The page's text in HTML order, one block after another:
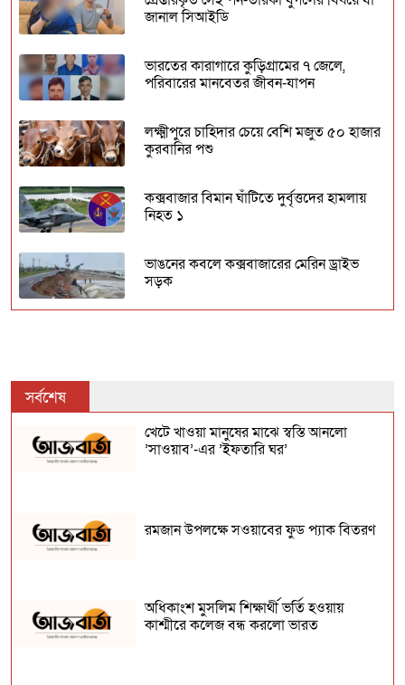
জানাল সিআইডি
ভারতের কারাগারে কুড়িগ্রামের ৭ জেলে,
পরিবারের মানবেতর জীবন-যাপন
লক্ষ্মীপুরে চাহিদার চেয়ে বেশি মজুত ৫০ হাজার
কুরবানির পশু
কক্সবাজার বিমান ঘাঁটিতে দুর্বৃত্তদের হামলায়
নিহত ১
ভাঙনের কবলে কক্সবাজারের মেরিন ড্রাইভ
সড়ক
এইচএসসি ও সমমান পরীক্ষার ফল প্রকাশ,
হাসনাত আবদুল্লাহর গাড়িতে হামলা : বিশেষ
সর্বশেষ
খেটে খাওয়া মানুষের মাঝে স্বস্তি আনলো
’সাওয়াব’-এর ’ইফতারি ঘর’
রমজান উপলক্ষে সওয়াবের ফুড প্যাক বিতরণ
অধিকাংশ মুসলিম শিক্ষার্থী ভর্তি হওয়ায়
কাশ্মীরে কলেজ বন্ধ করলো ভারত